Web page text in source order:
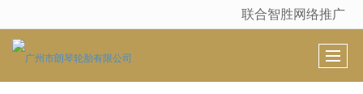
很遗憾，因您的浏览器版本过低导致无法获得最佳浏览体验，推荐下载安装谷歌浏览器！
联合智胜网络推广